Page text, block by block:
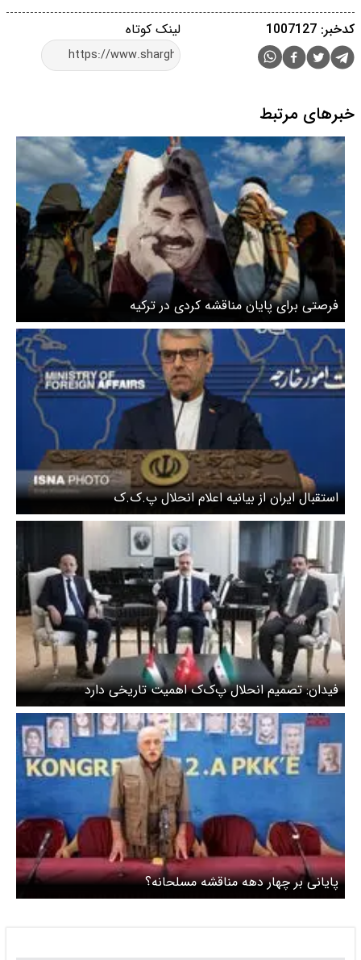
لینک کوتاه کدخبر: 1007127
خبرهای مرتبط
فرصتی برای پایان مناقشه کردی در ترکیه
استقبال ایران از بیانیه اعلام انحلال پ.ک.ک
فیدان: تصمیم انحلال پ‌ک‌ک اهمیت تاریخی دارد
پایانی بر چهار دهه مناقشه مسلحانه؟